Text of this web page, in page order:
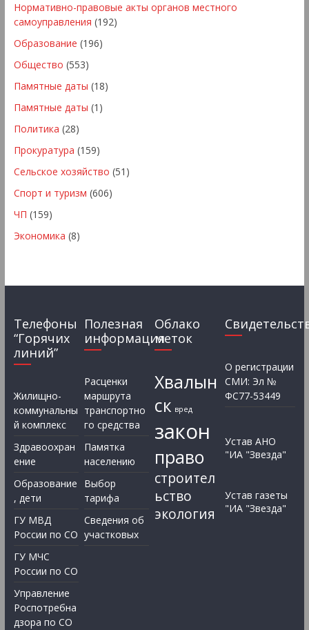
Нормативно-правовые акты органов местного
самоуправления (192)
Образование (196)
Общество (553)
Памятные даты (18)
Памятные даты (1)
Политика (28)
Прокуратура (159)
Сельское хозяйство (51)
Спорт и туризм (606)
ЧП (159)
Экономика (8)
Телефоны
“Горячих
линий”
Жилищно-
коммунальны
й комплекс
Здравоохран
ение
Образование
, дети
ГУ МВД
России по СО
ГУ МЧС
России по СО
Управление
Роспотребна
дзора по СО
Полезная
информация
Расценки
маршрута
транспортно
го средства
Памятка
населению
Выбор
тарифа
Сведения об
участковых
Облако
меток
Хвалын
ск вред
закон
право
строител
ьство
экология
О регистрации
СМИ: Эл №
ФС77-53449
Устав АНО
"ИА "Звезда"
Устав газеты
"ИА "Звезда"